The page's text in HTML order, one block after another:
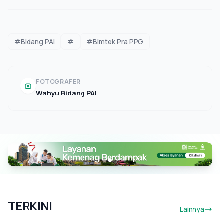
#Bidang PAI # #Bimtek Pra PPG
FOTOGRAFER
Wahyu Bidang PAI
TERKINI Lainnya